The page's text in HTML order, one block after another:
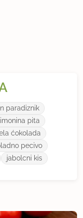
paradiznik
limonina pita
ćokolada
pecivo
jabolcni kis